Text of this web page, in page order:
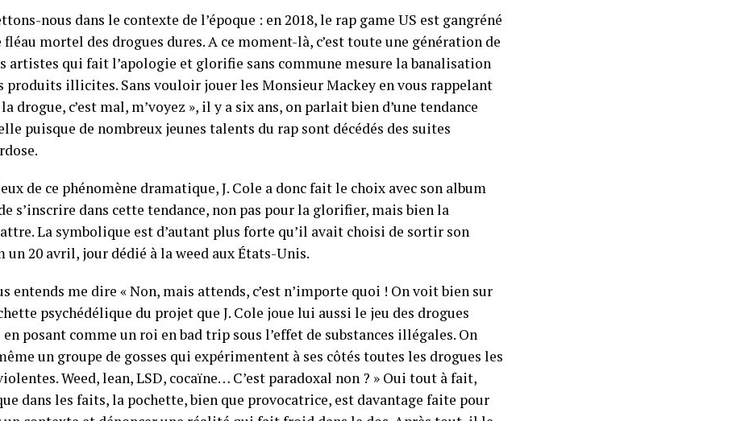
nous dans le contexte de l’époque : en 2018, le rap game US est gangréné
fléau mortel des drogues dures. A ce moment-là, c’est toute une génération de
artistes qui fait l’apologie et glorifie sans commune mesure la banalisation
produits illicites. Sans vouloir jouer les Monsieur Mackey en vous rappelant
la drogue, c’est mal, m’voyez », il y a six ans, on parlait bien d’une tendance
puisque de nombreux jeunes talents du rap sont décédés des suites
de ce phénomène dramatique, J. Cole a donc fait le choix avec son album
s’inscrire dans cette tendance, non pas pour la glorifier, mais bien la
La symbolique est d’autant plus forte qu’il avait choisi de sortir son
un 20 avril, jour dédié à la weed aux États-Unis.
entends me dire « Non, mais attends, c’est n’importe quoi ! On voit bien sur
psychédélique du projet que J. Cole joue lui aussi le jeu des drogues
en posant comme un roi en bad trip sous l’effet de substances illégales. On
un groupe de gosses qui expérimentent à ses côtés toutes les drogues les
Weed, lean, LSD, cocaïne… C’est paradoxal non ? » Oui tout à fait,
dans les faits, la pochette, bien que provocatrice, est davantage faite pour